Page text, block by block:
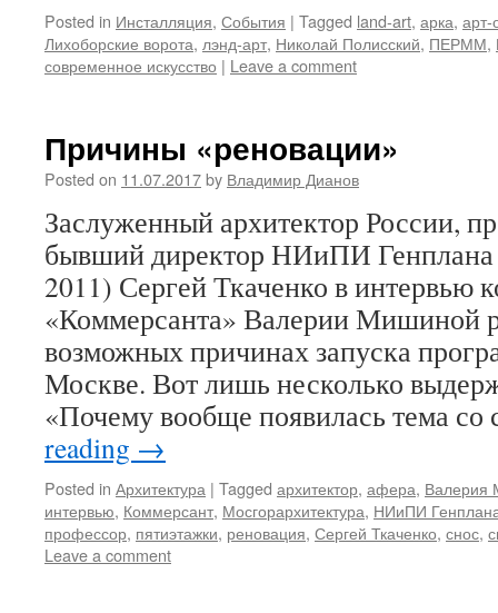
Posted in Инсталляция, События | Tagged land-art, арка, арт-
Лихоборские ворота, лэнд-арт, Николай Полисский, ПЕРММ,
современное искусство | Leave a comment
Причины «реновации»
Posted on 11.07.2017by Владимир Дианов
Заслуженный архитектор России,
бывший директор НИиПИ
2011) Сергей Ткаченко в интервью
«Коммерсанта» Валерии Мишиной
возможных причинах запуска
Москве. Вот лишь несколько
«Почему вообще появилась тема
reading →
Posted in Архитектура | Tagged архитектор, афера, Валерия
интервью, Коммерсант, Мосгорархитектура, НИиПИ
профессор, пятиэтажки, реновация, Сергей Ткаченко, снос,
Leave a comment